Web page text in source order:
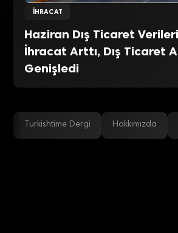
İHRACAT
Haziran Dış Ticaret
İhracat Arttı, Dış Ticaret
Genişledi
Turkishtime Dergi Hakkımızda